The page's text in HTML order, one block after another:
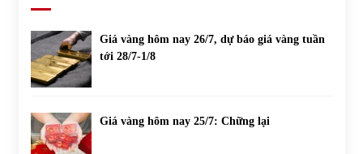
Giá vàng hôm nay 26/7, dự báo giá vàng tuần
tới 28/7-1/8
Giá vàng hôm nay 25/7: Chững lại